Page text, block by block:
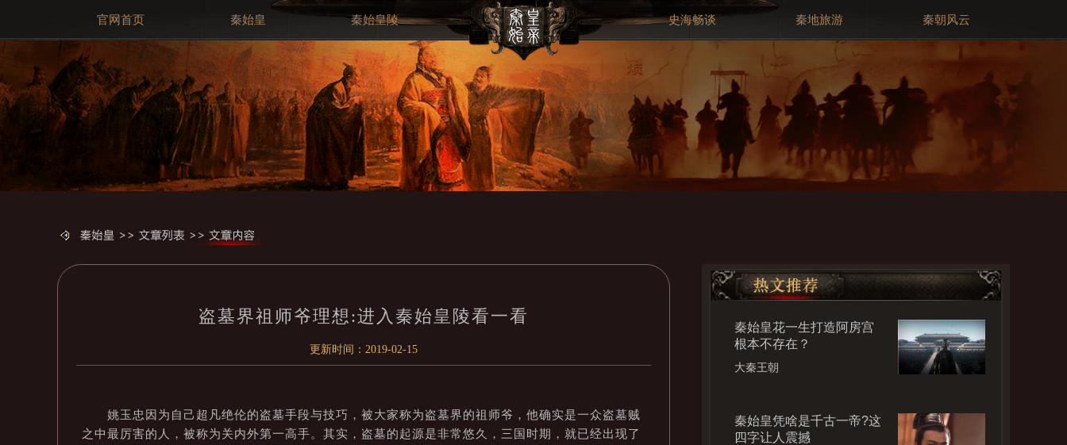
官网首页 秦始皇 秦始皇陵 史海畅谈 秦地旅游 秦朝风云
盗墓界祖师爷理想:进入秦始皇陵看一看
更新时间：2019-02-15
姚玉忠因为自己超凡绝伦的盗墓手段与技巧，被大家称为盗墓界的祖师爷，他确实是一众盗墓贼
之中最厉害的人，被称为关内外第一高手。其实，盗墓的起源是非常悠久，三国时期，就已经出现了
秦始皇花一生打造阿房宫
根本不存在？
大秦王朝
秦始皇凭啥是千古一帝?这
四字让人震撼